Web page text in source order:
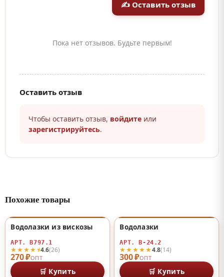
✍ Оставить отзыв
Пока нет отзывов. Будьте первым!
Оставить отзыв
Чтобы оставить отзыв, войдите или
зарегистрируйтесь.
Похожие товары
270 ₽ОПТ
★★★★⯨4.6(26)
Водолазки из вискозы
АРТ. В797.1
🛒 Купить
300 ₽ОПТ
★★★★★4.8(14)
Водолазки
АРТ. В-24.2
🛒 Купить